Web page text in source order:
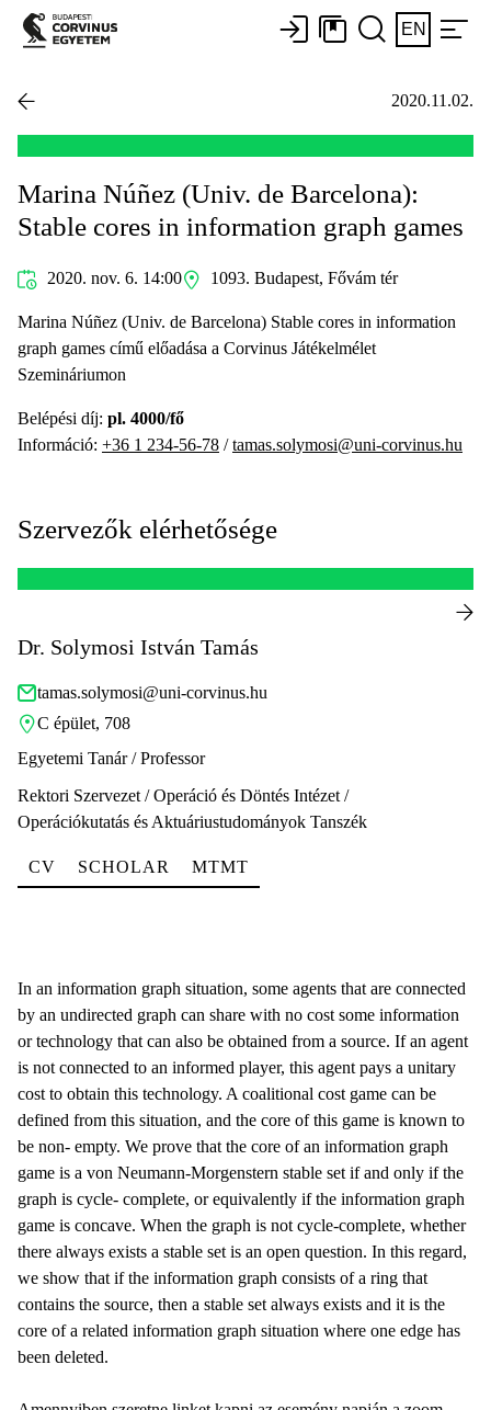
EN
2020.11.02.
Marina Núñez (Univ. de Barcelona):
Stable cores in information graph games
2020. nov. 6. 14:00 1093. Budapest, Fővám tér
Marina Núñez (Univ. de Barcelona) Stable cores in information
graph games című előadása a Corvinus Játékelmélet
Szemináriumon
Belépési díj: pl. 4000/fő
Információ: +36 1 234-56-78 /tamas.solymosi@uni-corvinus.hu
Szervezők elérhetősége
Dr. Solymosi István Tamás
tamas.solymosi@uni-corvinus.hu
C épület, 708
Egyetemi Tanár / Professor
Rektori Szervezet / Operáció és Döntés Intézet /
Operációkutatás és Aktuáriustudományok Tanszék
CV SCHOLAR MTMT
In an information graph situation, some agents that are connected
by an undirected graph can share with no cost some information
or technology that can also be obtained from a source. If an agent
is not connected to an informed player, this agent pays a unitary
cost to obtain this technology. A coalitional cost game can be
defined from this situation, and the core of this game is known to
be non- empty. We prove that the core of an information graph
game is a von Neumann-Morgenstern stable set if and only if the
graph is cycle- complete, or equivalently if the information graph
game is concave. When the graph is not cycle-complete, whether
there always exists a stable set is an open question. In this regard,
we show that if the information graph consists of a ring that
contains the source, then a stable set always exists and it is the
core of a related information graph situation where one edge has
been deleted.